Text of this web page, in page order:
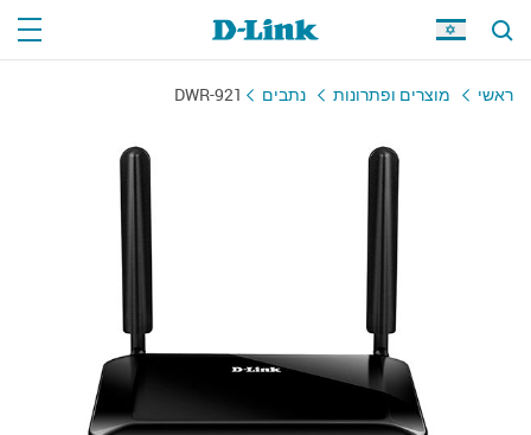
ראשי מוצרים ופתרונות נתבים DWR-921